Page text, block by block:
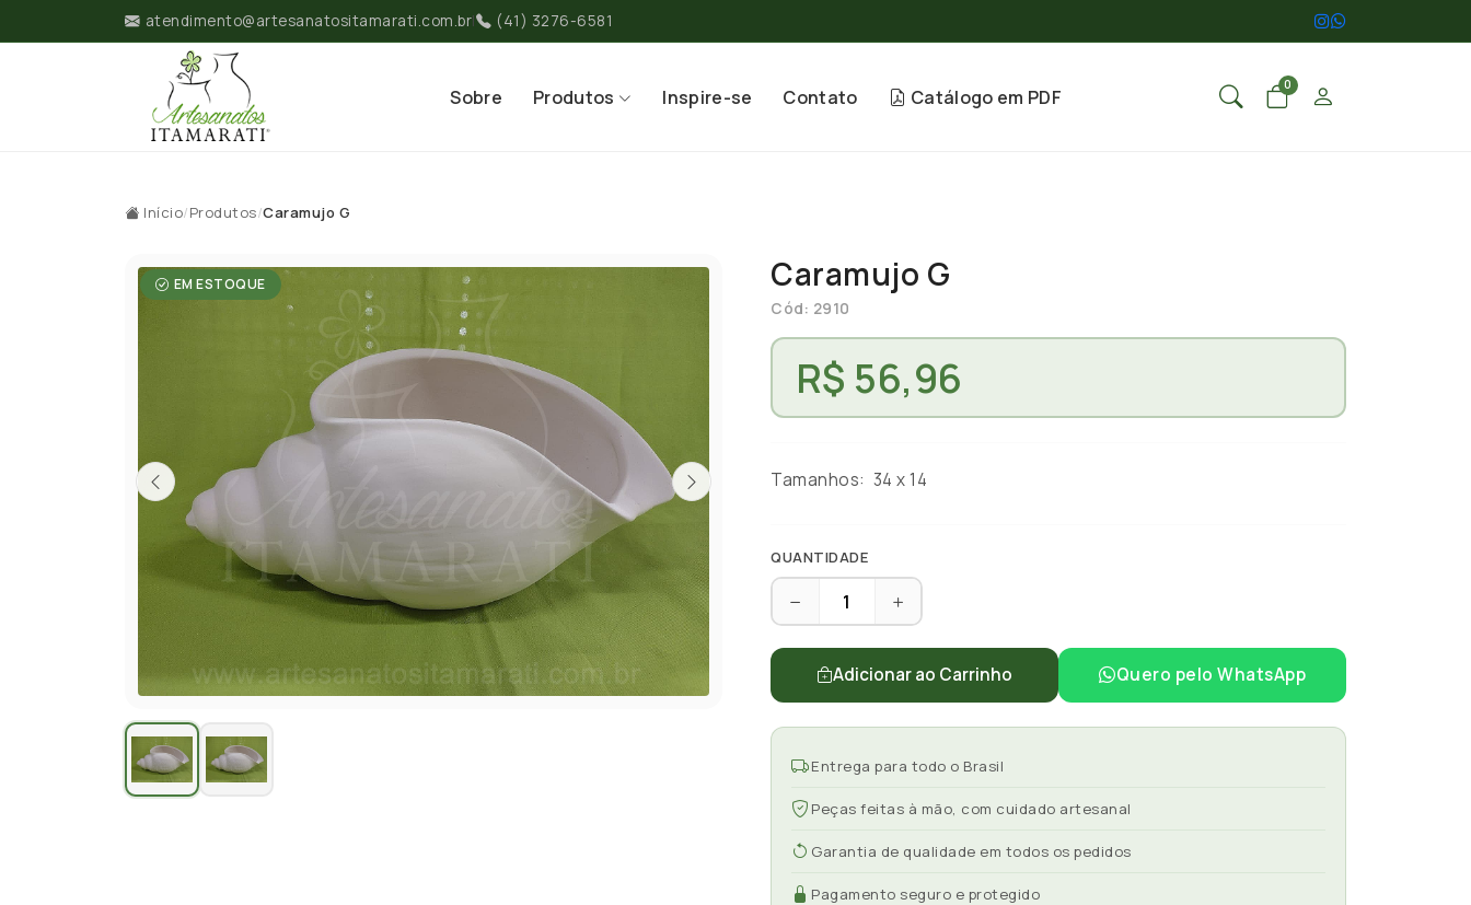
atendimento@artesanatositamarati.com.br| (41) 3276-6581
Sobre Produtos Inspire-se Contato Catálogo em PDF
0
Início/Produtos/Caramujo G
EM ESTOQUE Caramujo G
Cód: 2910
R$ 56,96
Tamanhos: 34 x 14
QUANTIDADE
Adicionar ao Carrinho Quero pelo WhatsApp
Entrega para todo o Brasil
Peças feitas à mão, com cuidado artesanal
Garantia de qualidade em todos os pedidos
Pagamento seguro e protegido